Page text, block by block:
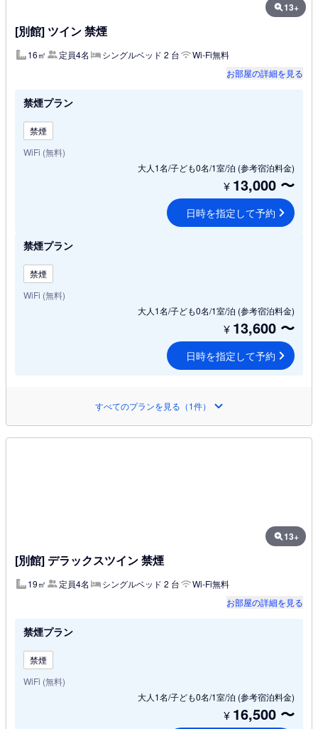
13+
[別館] ツイン 禁煙
16㎡ 定員4名 シングルベッド 2 台
Wi-Fi無料
お部屋の詳細を見る
禁煙プラン
禁煙
WiFi (無料)
大人1名/子ども0名/1室/泊 (参考宿泊料金)
¥ 13,000 〜
日時を指定して予約
禁煙プラン
禁煙
WiFi (無料)
大人1名/子ども0名/1室/泊 (参考宿泊料金)
¥ 13,600 〜
日時を指定して予約
すべてのプランを見る（1件）
13+
[別館] デラックスツイン 禁煙
19㎡ 定員4名 シングルベッド 2 台
Wi-Fi無料
お部屋の詳細を見る
禁煙プラン
禁煙
WiFi (無料)
大人1名/子ども0名/1室/泊 (参考宿泊料金)
¥ 16,500 〜